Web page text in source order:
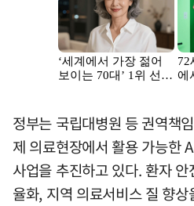
정부는 국립대병원 등 권역책
제 의료현장에서 활용 가능한
사업을 추진하고 있다. 환자
율화, 지역 의료서비스 질 향상